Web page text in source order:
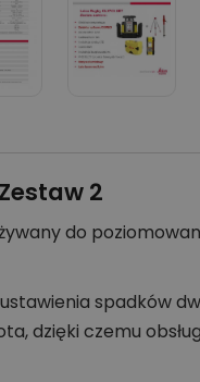
2
do
spadków
dzięki czemu